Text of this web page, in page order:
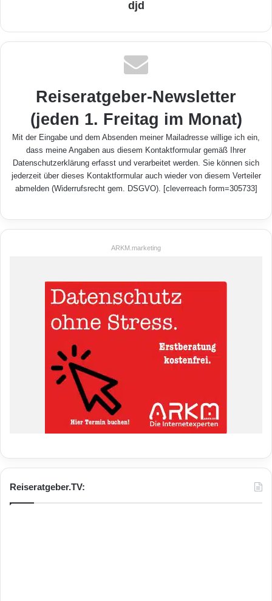
djd
Reiseratgeber-Newsletter
(jeden 1. Freitag im Monat)
Mit der Eingabe und dem Absenden meiner Mailadresse willige ich ein,
dass meine Angaben aus diesem Kontaktformular gemäß Ihrer
Datenschutzerklärung erfasst und verarbeitet werden. Sie können sich
jederzeit über dieses Kontaktformular auch wieder von diesem Verteiler
abmelden (Widerrufsrecht gem. DSGVO). [cleverreach form=305733]
ARKM.marketing
Reiseratgeber.TV: